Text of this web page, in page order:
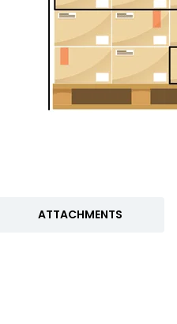
ATTACHMENTS